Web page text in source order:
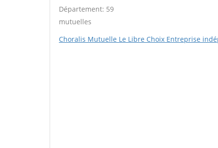
Département: 59
mutuelles
Choralis Mutuelle Le Libre Choix Entreprise